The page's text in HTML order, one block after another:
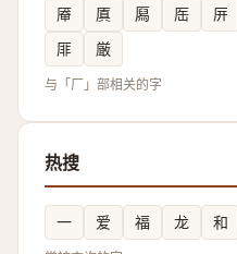
厣 厧 㕐 厒 㕃
厞
厳
与「厂」部相关的字
热搜
一 爱 福 龙 和